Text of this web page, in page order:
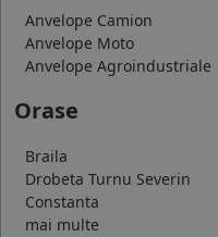
Anvelope Camion
Anvelope Moto
Anvelope Agroindustriale
Orase
Braila
Drobeta Turnu Severin
Constanta
mai multe